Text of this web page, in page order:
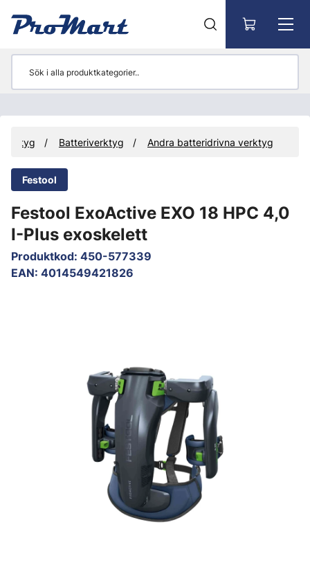
Verktyg Batteriverktyg Andra batteridrivna verktyg
Festool
Festool ExoActive EXO 18 HPC 4,0
I-Plus exoskelett
Produktkod: 450-577339
EAN: 4014549421826